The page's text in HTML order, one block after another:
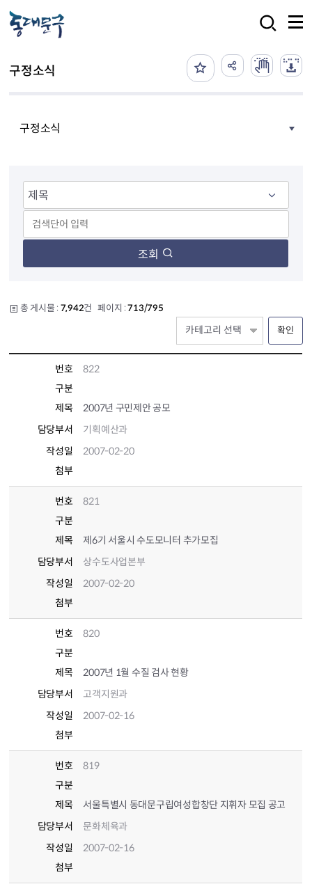
구정소식
구정소식
조회
총 게시물 : 7,942건 페이지 :713/795
확인
번호
822
구분
제목
2007년 구민제안 공모
담당부서
기획예산과
작성일
2007-02-20
첨부
번호
821
구분
제목
제6기 서울시 수도모니터 추가모집
담당부서
상수도사업본부
작성일
2007-02-20
첨부
번호
820
구분
제목
2007년 1월 수질 검사 현황
담당부서
고객지원과
작성일
2007-02-16
첨부
번호
819
구분
제목
서울특별시 동대문구립여성합창단 지휘자 모집 공고
담당부서
문화체육과
작성일
2007-02-16
첨부